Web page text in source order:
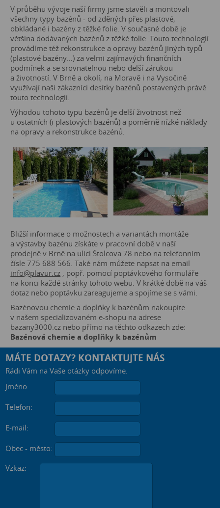
V průběhu vývoje naší firmy jsme stavěli a montovali
všechny typy bazénů - od zděných přes plastové,
obkládané i bazény z těžké folie. V současné době je
většina dodávaných bazénů z těžké folie. Touto technologií
provádíme též rekonstrukce a opravy bazénů jiných typů
(plastové bazény…) za velmi zajímavých finančních
podmínek a se srovnatelnou nebo delší zárukou
a životností. V Brně a okolí, na Moravě i na Vysočině
využívají naši zákazníci desítky bazénů postavených právě
touto technologií.
Výhodou tohoto typu bazénů je delší životnost než
u ostatních (i plastových bazénů) a poměrně nízké náklady
na opravy a rekonstrukce bazénů.
Bližší informace o možnostech a variantách montáže
a výstavby bazénu získáte v pracovní době v naší
prodejně v Brně na ulici Štolcova 78 nebo na telefonním
čísle 775 688 566. Také nám můžete napsat na email
info@plavur.cz , popř. pomocí poptávkového formuláře
na konci každé stránky tohoto webu. V krátké době na váš
dotaz nebo poptávku zareagujeme a spojíme se s vámi.
Bazénovou chemie a doplňky k bazénům nakoupíte
v našem specializovaném e-shopu na adrese
bazany3000.cz nebo přímo na těchto odkazech zde:
Bazénová chemie a doplňky k bazénům
MÁTE DOTAZY? KONTAKTUJTE NÁS
Rádi Vám na Vaše otázky odpovíme.
Jméno:
Telefon:
E-mail:
Obec - město:
Vzkaz: